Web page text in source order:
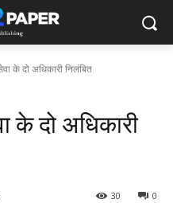
के दो अधिकारी निलंबित
के दो अधिकारी
0
30